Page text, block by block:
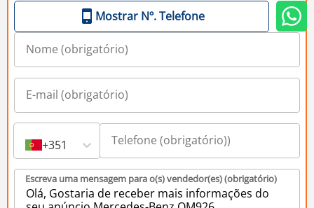
Mostrar Nº. Telefone
+351
Escreva uma mensagem para o(s) vendedor(es) (obrigatório)